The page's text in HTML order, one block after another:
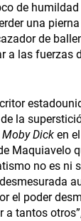
de
una
de
a las fuerzas
la
Moby Dick en
Maquiavelo
no es ni
el poder
a tantos